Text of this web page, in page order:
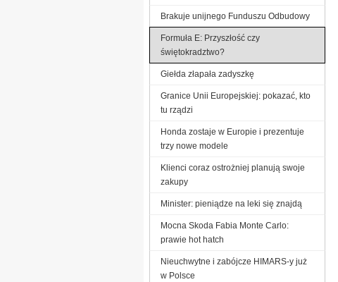
Brakuje unijnego Funduszu Odbudowy
Formuła E: Przyszłość czy
świętokradztwo?
Giełda złapała zadyszkę
Granice Unii Europejskiej: pokazać, kto
tu rządzi
Honda zostaje w Europie i prezentuje
trzy nowe modele
Klienci coraz ostrożniej planują swoje
zakupy
Minister: pieniądze na leki się znajdą
Mocna Skoda Fabia Monte Carlo:
prawie hot hatch
Nieuchwytne i zabójcze HIMARS-y już
w Polsce